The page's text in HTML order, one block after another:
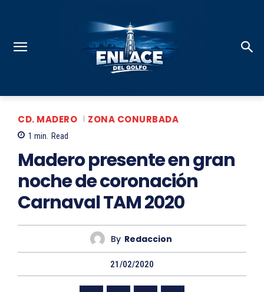
CD. MADERO ZONA CONURBADA
1 min. Read
Madero presente en gran
noche de coronación
Carnaval TAM 2020
By Redaccion
21/02/2020